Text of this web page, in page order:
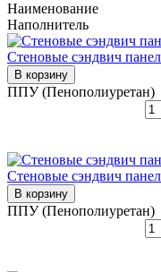
Наименование
Наполнитель
Стеновые сэндвич
В корзину
ППУ (Пенополиуретан)
Стеновые сэндвич
В корзину
ППУ (Пенополиуретан)